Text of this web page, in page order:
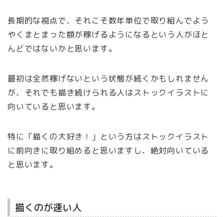
長期的な視点で、それこそ数年単位で取り組んでよう
やくまとまった額が稼げるようになるという人がほと
んどではないかと思います。
最初は全然稼げないという状態が続くかもしれません
が、それでも描き続けられる人はストックイラストに
向いていると思います。
特に「描くの大好き！」という方はストックイラスト
に前向きに取り組めると思いますし、絶対向いている
と思います。
描くのが速い人